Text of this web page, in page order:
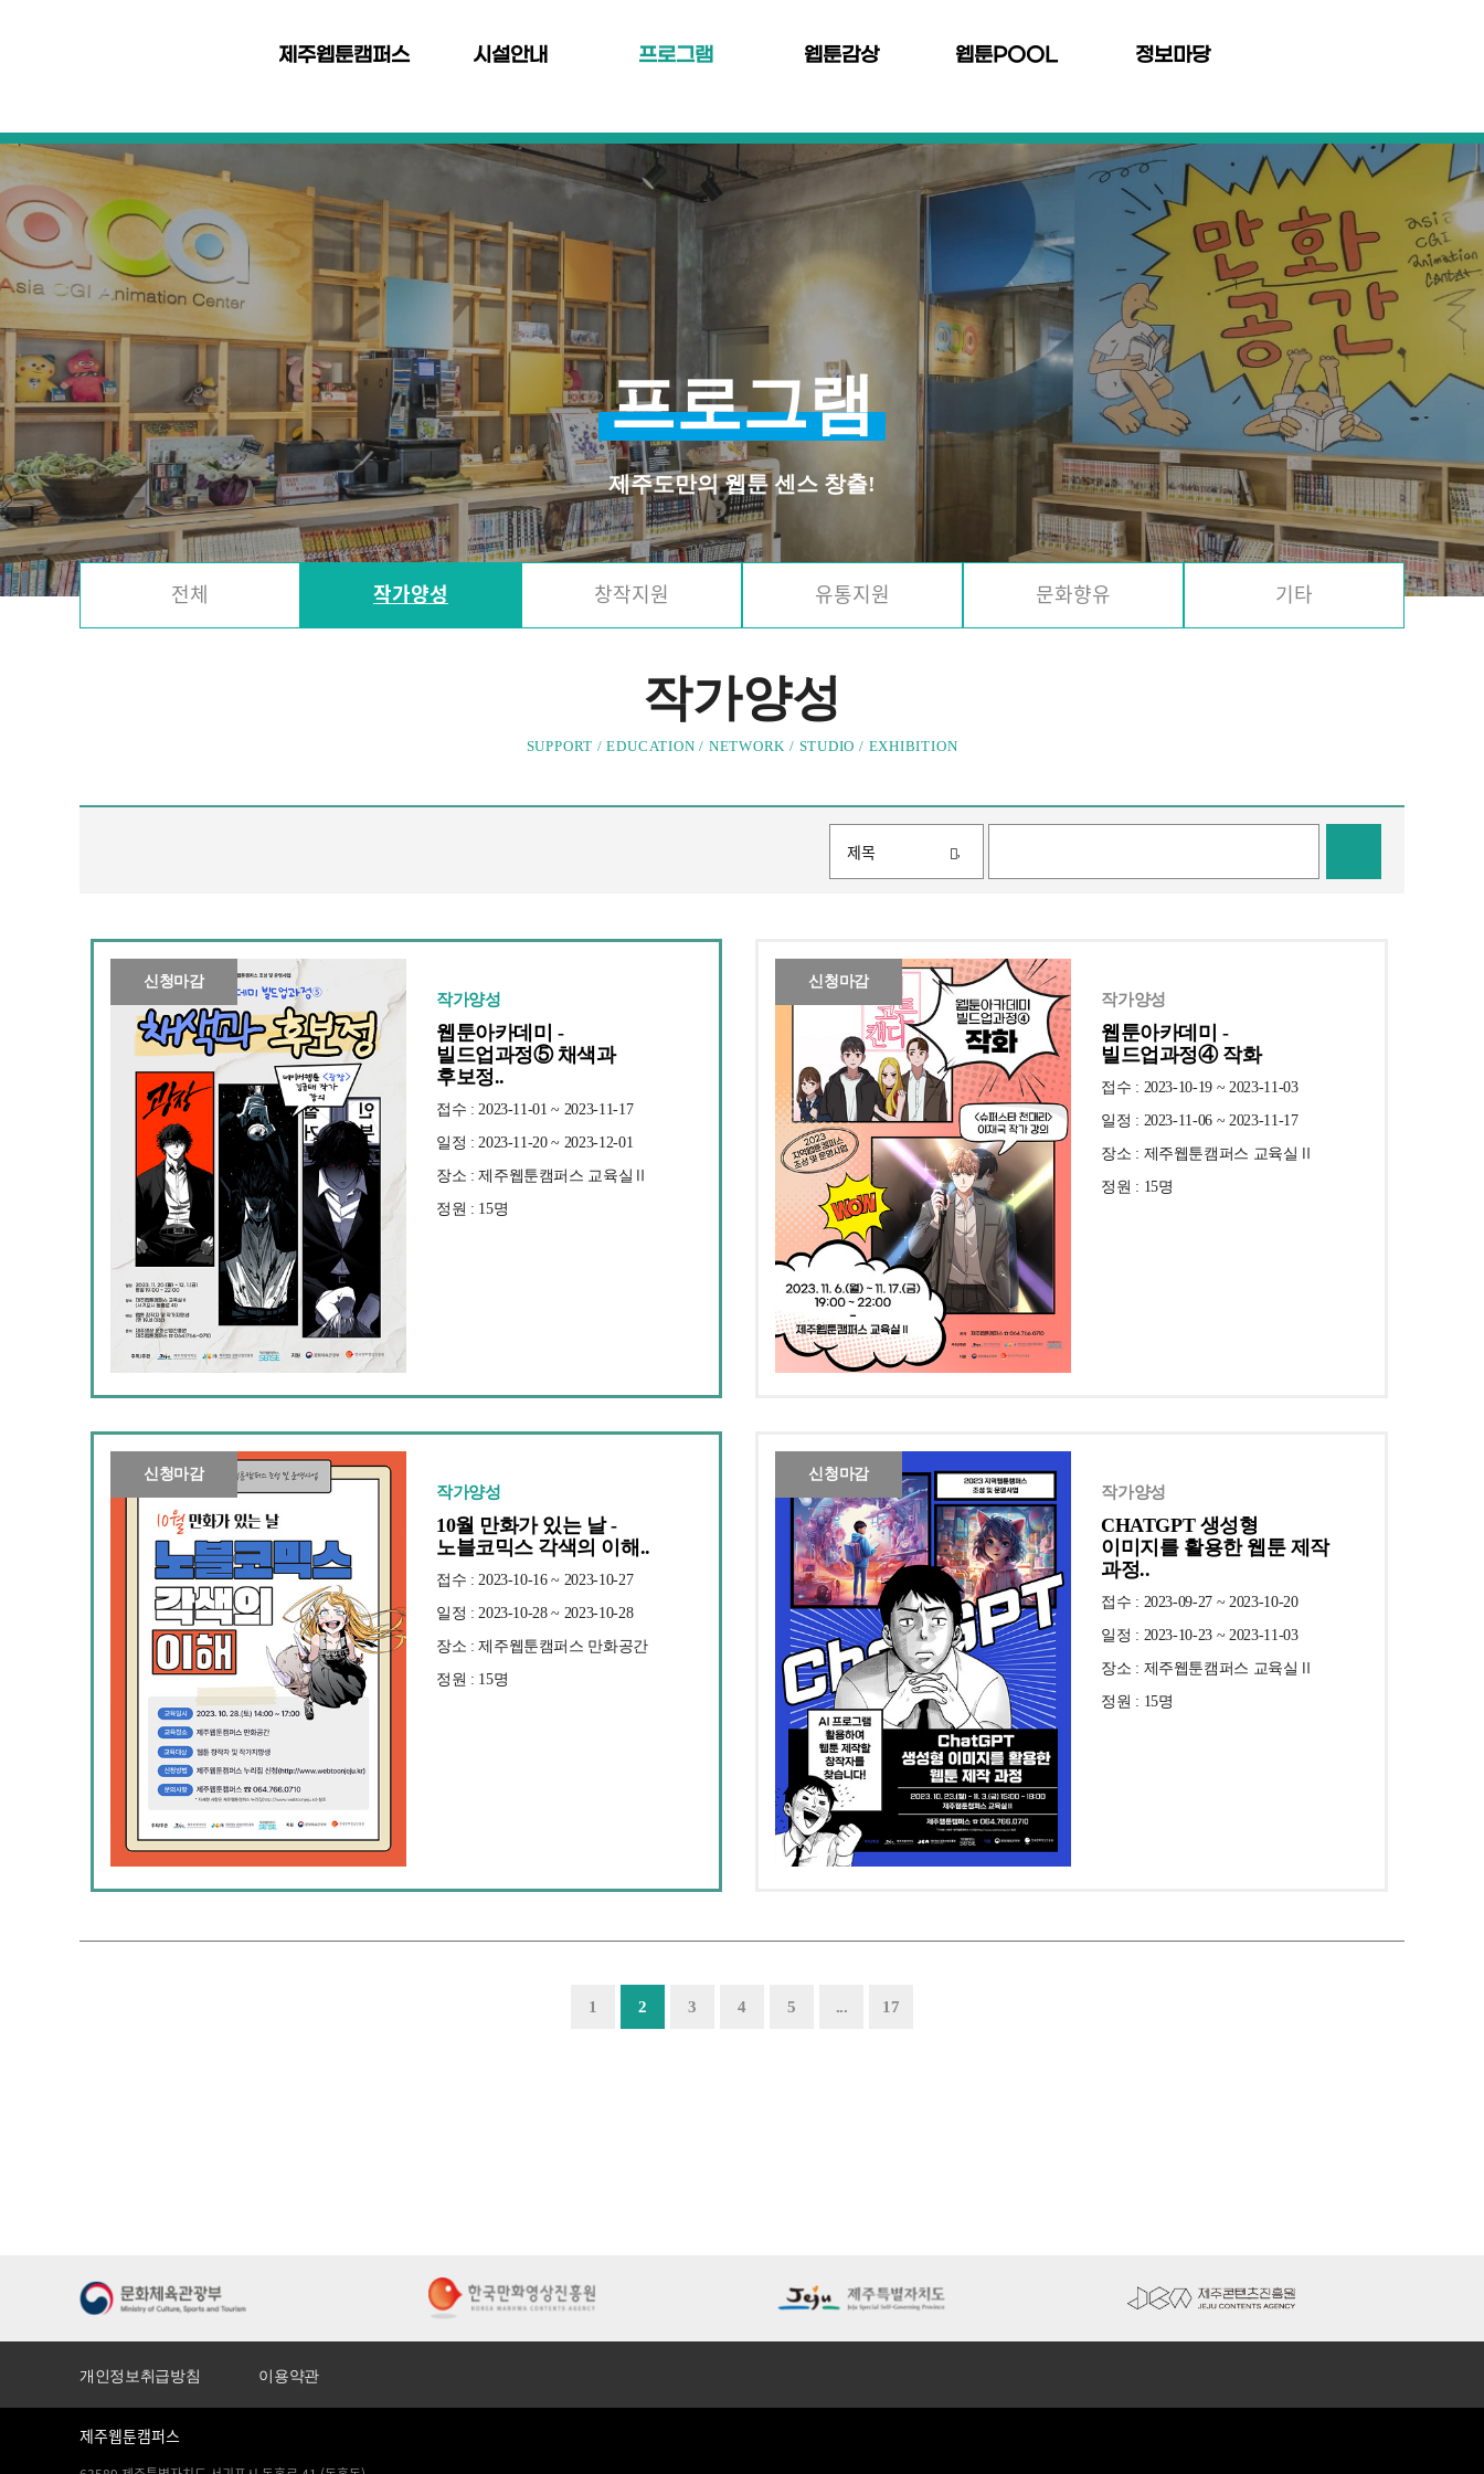
제주웹툰캠퍼스 시설안내 프로그램 웹툰감상 웹툰POOL 정보마당
프로그램
제주도만의 웹툰 센스 창출!
작가양성
SUPPORT / EDUCATION / NETWORK / STUDIO / EXHIBITION
전체 작가양성 창작지원 유통지원 문화향유 기타
신청마감
작가양성
웹툰아카데미 -
빌드업과정⑤ 채색과
후보정..
접수 : 2023-11-01 ~ 2023-11-17
일정 : 2023-11-20 ~ 2023-12-01
장소 : 제주웹툰캠퍼스 교육실Ⅱ
정원 : 15명
신청마감
작가양성
웹툰아카데미 -
빌드업과정④ 작화
접수 : 2023-10-19 ~ 2023-11-03
일정 : 2023-11-06 ~ 2023-11-17
장소 : 제주웹툰캠퍼스 교육실Ⅱ
정원 : 15명
신청마감
작가양성
10월 만화가 있는 날 -
노블코믹스 각색의 이해..
접수 : 2023-10-16 ~ 2023-10-27
일정 : 2023-10-28 ~ 2023-10-28
장소 : 제주웹툰캠퍼스 만화공간
정원 : 15명
신청마감
작가양성
CHATGPT 생성형
이미지를 활용한 웹툰 제작
과정..
접수 : 2023-09-27 ~ 2023-10-20
일정 : 2023-10-23 ~ 2023-11-03
장소 : 제주웹툰캠퍼스 교육실Ⅱ
정원 : 15명
1 2 3 4 5 ... 17
개인정보취급방침 이용약관
제주웹툰캠퍼스